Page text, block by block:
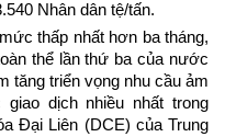
Nhân dân tệ/tấn.
thấp nhất hơn ba tháng,
thể lần thứ ba của nước
tăng triển vọng nhu cầu ảm
dịch nhiều nhất trong
Đại Liên (DCE) của Trung